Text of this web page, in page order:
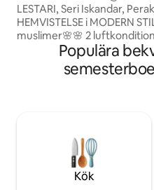
LESTARI, Seri Iskandar, Perak. 2
HEMVISTELSE i MODERN STIL Endast
muslimer🌸🌸 2 luftkonditionerade
(Huset ligger på andra
finns en hiss) Bekvämligheter som ingår :
Strykjärn & strykbräda
Bönmattor Socker, te, tallrikar, koppar,
skedar, kanna Handdukar Närliggande
utp, uitm, kpmsi, kvsi och
Populära
Kök